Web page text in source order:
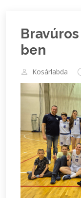
ben
Kosárlabda